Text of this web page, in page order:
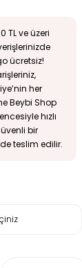
TL ve üzeri
ücretsiz!
her
Beybi Shop
hızlı
bir
teslim edilir.